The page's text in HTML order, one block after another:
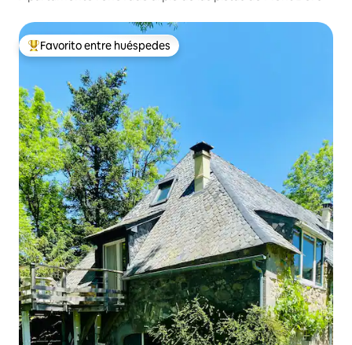
Favorito entre huéspedes preferido
Favorito entre huéspedes